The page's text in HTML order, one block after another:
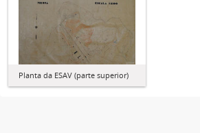
Planta da ESAV (parte superior)